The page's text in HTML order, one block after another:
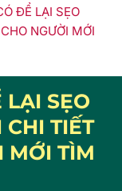
ĐỂ LẠI SẸO
NGƯỜI MỚI
SẸO
CHI TIẾT
MỚI TÌM